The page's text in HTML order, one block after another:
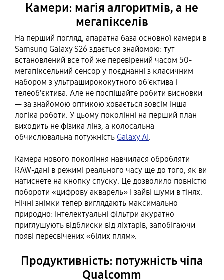
Камери: магія алгоритмів, а не
мегапікселів
На перший погляд, апаратна база основної камери в
Samsung Galaxy S26 здається знайомою: тут
встановлений все той же перевірений часом 50-
мегапіксельний сенсор у поєднанні з класичним
набором з ультраширококутного об'єктива і
телеоб'єктива. Але не поспішайте робити висновки
— за знайомою оптикою ховається зовсім інша
логіка роботи. У цьому поколінні на перший план
виходить не фізика лінз, а колосальна
обчислювальна потужність Galaxy AI .
Камера нового покоління навчилася обробляти
RAW-дані в режимі реального часу ще до того, як ви
натиснете на кнопку спуску. Це дозволило повністю
побороти «цифрову акварель» і зайві шуми в тінях.
Нічні знімки тепер виглядають максимально
природно: інтелектуальні фільтри акуратно
приглушують відблиски від ліхтарів, запобігаючи
появі пересвічених «білих плям».
Продуктивність: потужність чіпа
Qualcomm